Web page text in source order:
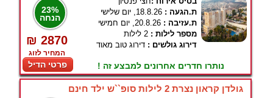
23%
הנחה
₪ 2870
המחיר לזוג
פרטי הדיל
ת.הגעה : 18.8.26, יום שלישי
ת.עזיבה : 20.8.26, יום חמישי
מספר לילות : 2 לילות
דירוג גולשים : דירוג טוב מאוד
נותרו חדרים אחרונים למבצע זה !
גולדן קראון נצרת 2 לילות סופ``ש ילד חינם